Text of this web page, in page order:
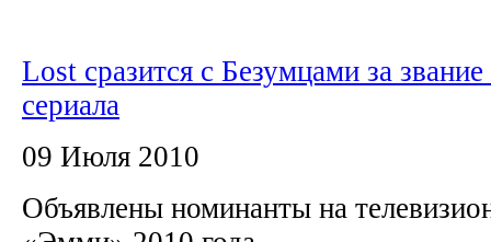
Lost сразится с Безумцами за
сериала
09 Июля 2010
Объявлены номинанты на